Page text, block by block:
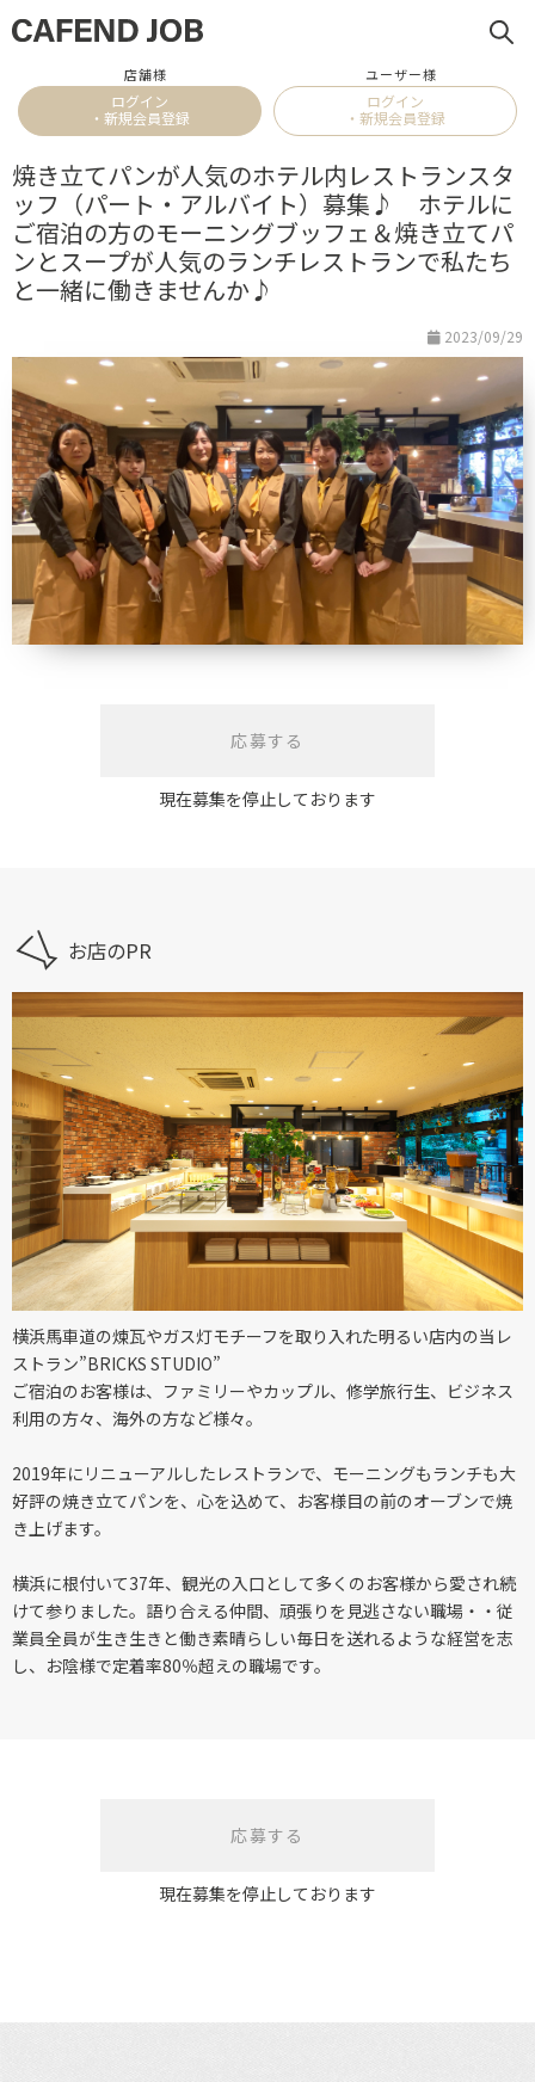
店舗様
ログイン
・新規会員登録
ユーザー様
ログイン
・新規会員登録
焼き立てパンが人気のホテル内レストランスタ
ッフ（パート・アルバイト）募集♪ ホテルに
ご宿泊の方のモーニングブッフェ＆焼き立てパ
ンとスープが人気のランチレストランで私たち
と一緒に働きませんか♪
2023/09/29
応募する
現在募集を停止しております
お店のPR
横浜馬車道の煉瓦やガス灯モチーフを取り入れた明るい店内の当レ
ストラン”BRICKS STUDIO”
ご宿泊のお客様は、ファミリーやカップル、修学旅行生、ビジネス
利用の方々、海外の方など様々。
2019年にリニューアルしたレストランで、モーニングもランチも大
好評の焼き立てパンを、心を込めて、お客様目の前のオーブンで焼
き上げます。
横浜に根付いて37年、観光の入口として多くのお客様から愛され続
けて参りました。語り合える仲間、頑張りを見逃さない職場・・従
業員全員が生き生きと働き素晴らしい毎日を送れるような経営を志
し、お陰様で定着率80％超えの職場です。
応募する
現在募集を停止しております